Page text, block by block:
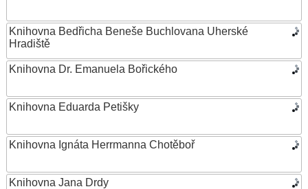
Knihovna Bedřicha Beneše Buchlovana Uherské
Hradiště
Knihovna Dr. Emanuela Bořického
Knihovna Eduarda Petišky
Knihovna Ignáta Herrmanna Chotěboř
Knihovna Jana Drdy